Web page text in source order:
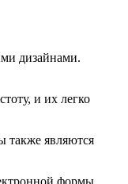
дизайнами.
и их легко
также являются
формы